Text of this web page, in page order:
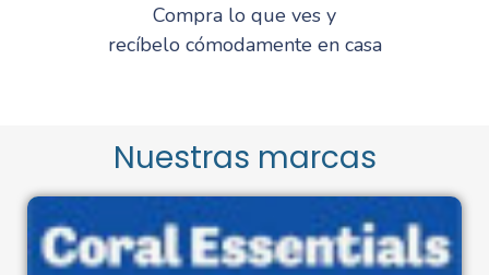
Compra lo que ves y
recíbelo cómodamente en casa
Nuestras marcas